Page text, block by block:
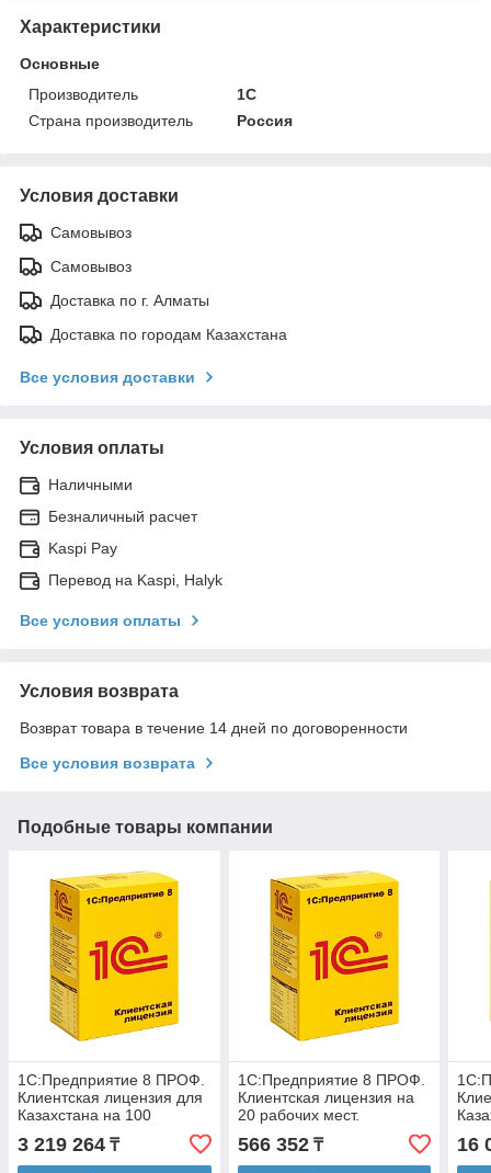
Характеристики
Основные
Производитель
1С
Страна производитель
Россия
Условия доставки
Самовывоз
Самовывоз
Доставка по г. Алматы
Доставка по городам Казахстана
Все условия доставки
Условия оплаты
Наличными
Безналичный расчет
Kaspi Pay
Перевод на Kaspi, Halyk
Все условия оплаты
Условия возврата
Возврат товара в течение 14 дней по договоренности
Все условия возврата
Подобные товары компании
1С:Предприятие 8 ПРОФ.
Клиентская лицензия для
Казахстана на 100
рабочих мест (USB)
3 219 264 ₸
1С:Предприятие 8 ПРОФ.
Клиентская лицензия на
20 рабочих мест.
Электронная поставка для
Казахстана
566 352₸ 16